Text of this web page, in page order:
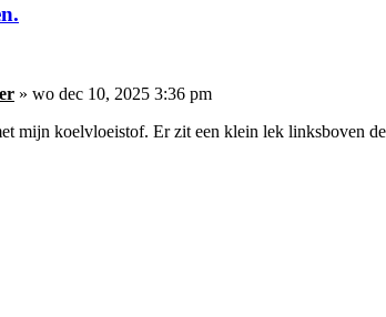
» wo dec 10, 2025 3:36 pm
mijn koelvloeistof. Er zit een klein lek linksboven